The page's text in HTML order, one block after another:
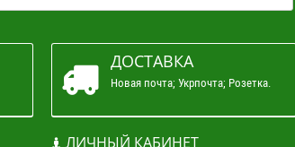
ДОСТАВКА
Новая почта; Укрпочта; Розетка.
ЛИЧНЫЙ КАБИНЕТ